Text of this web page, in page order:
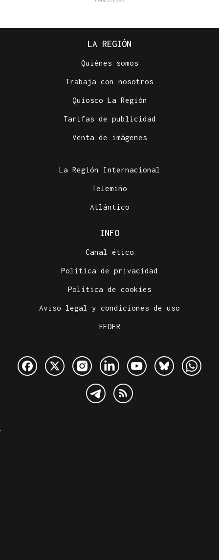
LA REGIÓN
Quiénes somos
Trabaja con nosotros
Quiosco La Región
Tarifas de publicidad
Venta de imágenes
La Región Internacional
Telemiño
Atlántico
INFO
Canal ético
Política de privacidad
Política de cookies
Aviso legal y condiciones de uso
FEDER